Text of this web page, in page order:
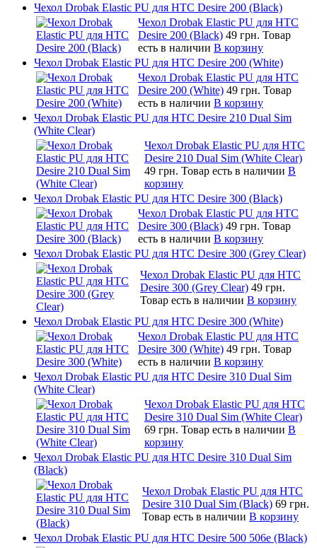
Чехол Drobak Elastic PU для HTC Desire 200 (Black)
Чехол Drobak Elastic PU для HTC
Desire 200 (Black) 49 грн. Товар
есть в наличии В корзину
Чехол Drobak Elastic PU для HTC Desire 200 (White)
Чехол Drobak Elastic PU для HTC
Desire 200 (White) 49 грн. Товар
есть в наличии В корзину
Чехол Drobak Elastic PU для HTC Desire 210 Dual Sim
(White Clear)
Чехол Drobak Elastic PU для HTC
Desire 210 Dual Sim (White Clear)
49 грн. Товар есть в наличии В
корзину
Чехол Drobak Elastic PU для HTC Desire 300 (Black)
Чехол Drobak Elastic PU для HTC
Desire 300 (Black) 49 грн. Товар
есть в наличии В корзину
Чехол Drobak Elastic PU для HTC Desire 300 (Grey Clear)
Чехол Drobak Elastic PU для HTC
Desire 300 (Grey Clear) 49 грн.
Товар есть в наличии В корзину
Чехол Drobak Elastic PU для HTC Desire 300 (White)
Чехол Drobak Elastic PU для HTC
Desire 300 (White) 49 грн. Товар
есть в наличии В корзину
Чехол Drobak Elastic PU для HTC Desire 310 Dual Sim
(White Clear)
Чехол Drobak Elastic PU для HTC
Desire 310 Dual Sim (White Clear)
69 грн. Товар есть в наличии В
корзину
Чехол Drobak Elastic PU для HTC Desire 310 Dual Sim
(Black)
Чехол Drobak Elastic PU для HTC
Desire 310 Dual Sim (Black) 69 грн.
Товар есть в наличии В корзину
Чехол Drobak Elastic PU для HTC Desire 500 506e (Black)